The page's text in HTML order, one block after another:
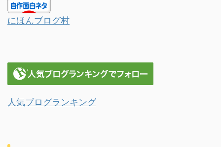
にほんブログ村
人気ブログランキング